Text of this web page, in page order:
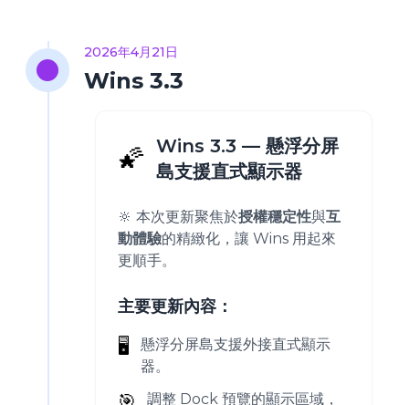
2026年4月21日
Wins 3.3
🌠 Wins 3.3 — 懸浮分屏
島支援直式顯示器
🔆 本次更新聚焦於授權穩定性與互
動體驗的精緻化，讓 Wins 用起來
更順手。
主要更新內容：
🖥️
懸浮分屏島支援外接直式顯示
器。
調整 Dock 預覽的顯示區域，